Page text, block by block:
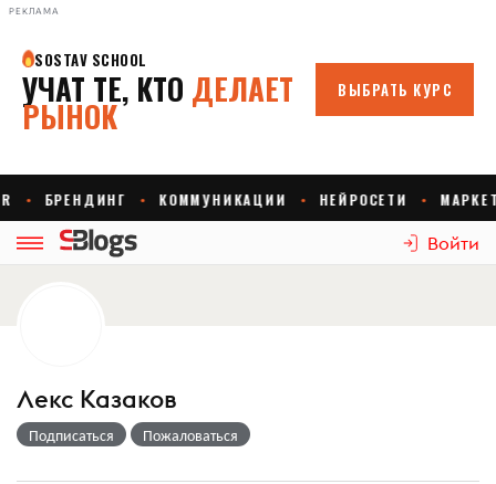
РЕКЛАМА
Войти
Лекс Казаков
Подписаться Пожаловаться